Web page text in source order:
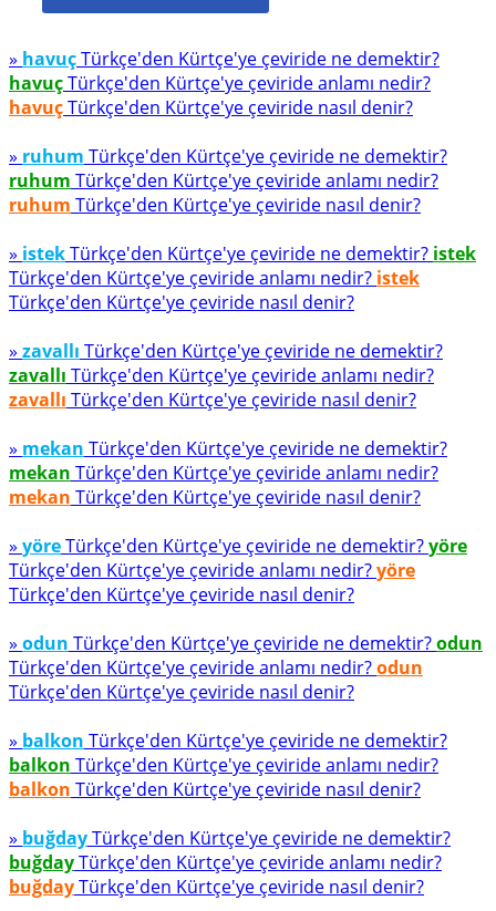
» havuçTürkçe'den Kürtçe'ye çeviride ne demektir?
havuçTürkçe'den Kürtçe'ye çeviride anlamı nedir?
havuçTürkçe'den Kürtçe'ye çeviride nasıl denir?
» ruhum Türkçe'den Kürtçe'ye çeviride ne demektir?
ruhum Türkçe'den Kürtçe'ye çeviride anlamı nedir?
ruhum Türkçe'den Kürtçe'ye çeviride nasıl denir?
» istekTürkçe'den Kürtçe'ye çeviride ne demektir? istek
Türkçe'den Kürtçe'ye çeviride anlamı nedir? istek
Türkçe'den Kürtçe'ye çeviride nasıl denir?
» zavallı Türkçe'den Kürtçe'ye çeviride ne demektir?
zavallı Türkçe'den Kürtçe'ye çeviride anlamı nedir?
zavallı Türkçe'den Kürtçe'ye çeviride nasıl denir?
» mekan Türkçe'den Kürtçe'ye çeviride ne demektir?
mekan Türkçe'den Kürtçe'ye çeviride anlamı nedir?
mekan Türkçe'den Kürtçe'ye çeviride nasıl denir?
» yöreTürkçe'den Kürtçe'ye çeviride ne demektir?yöre
Türkçe'den Kürtçe'ye çeviride anlamı nedir?yöre
Türkçe'den Kürtçe'ye çeviride nasıl denir?
» odun Türkçe'den Kürtçe'ye çeviride ne demektir?odun
Türkçe'den Kürtçe'ye çeviride anlamı nedir?odun
Türkçe'den Kürtçe'ye çeviride nasıl denir?
» balkon Türkçe'den Kürtçe'ye çeviride ne demektir?
balkon Türkçe'den Kürtçe'ye çeviride anlamı nedir?
balkon Türkçe'den Kürtçe'ye çeviride nasıl denir?
» buğdayTürkçe'den Kürtçe'ye çeviride ne demektir?
buğdayTürkçe'den Kürtçe'ye çeviride anlamı nedir?
buğdayTürkçe'den Kürtçe'ye çeviride nasıl denir?